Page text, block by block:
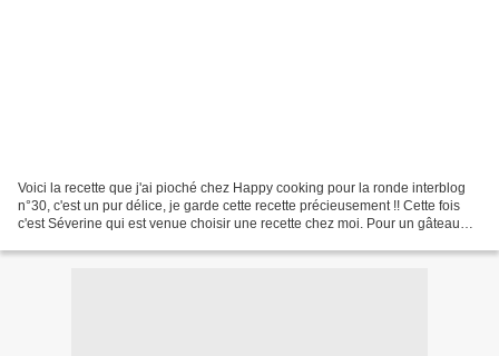
Voici la recette que j'ai pioché chez Happy cooking pour la ronde interblog
n°30, c'est un pur délice, je garde cette recette précieusement !! Cette fois
c'est Séverine qui est venue choisir une recette chez moi. Pour un gâteau